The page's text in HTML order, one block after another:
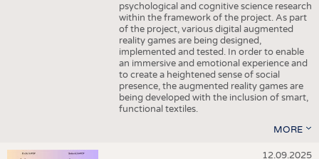
psychological and cognitive science research
within the framework of the project. As part
of the project, various digital augmented
reality games are being designed,
implemented and tested. In order to enable
an immersive and emotional experience and
to create a heightened sense of social
presence, the augmented reality games are
being developed with the inclusion of smart,
functional textiles.
MORE
12.09.2025